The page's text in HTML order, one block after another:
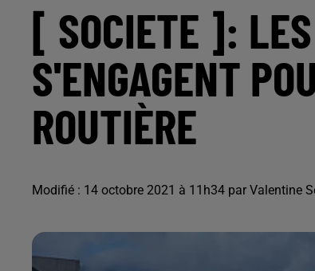
[ SOCIETE ]:
S'ENGAGENT
ROUTIÈRE
Modifié : 14 octobre 2021 à 11h34 par Valentine